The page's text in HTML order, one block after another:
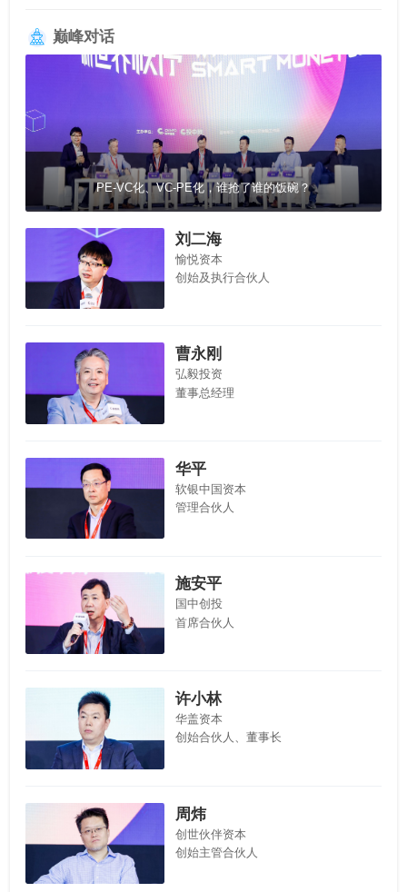
巅峰对话
PE-VC化、VC-PE化，谁抢了谁的饭碗？
刘二海
愉悦资本
创始及执行合伙人
曹永刚
弘毅投资
董事总经理
华平
软银中国资本
管理合伙人
施安平
国中创投
首席合伙人
许小林
华盖资本
创始合伙人、董事长
周炜
创世伙伴资本
创始主管合伙人